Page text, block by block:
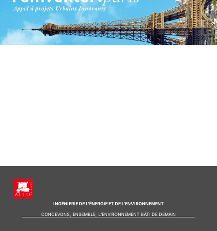
INGÉNIERIE DE L’ÉNERGIE ET DE L’ENVIRONNEMENT
CONCEVONS, ENSEMBLE, L’ENVIRONNEMENT BÂTI DE DEMAIN